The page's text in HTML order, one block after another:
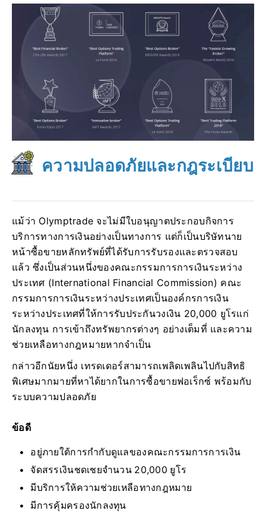
ความปลอดภัยและกฎระเบียบ
แม้ว่า Olymptrade จะไม่มีใบอนุญาตประกอบกิจการ
บริการทางการเงินอย่างเป็นทางการ แต่ก็เป็นบริษัทนาย
หน้าซื้อขายหลักทรัพย์ที่ได้รับการรับรองและตรวจสอบ
แล้ว ซึ่งเป็นส่วนหนึ่งของคณะกรรมการการเงินระหว่าง
ประเทศ (International Financial Commission) คณะ
กรรมการการเงินระหว่างประเทศเป็นองค์กรการเงิน
ระหว่างประเทศที่ให้การรับประกันวงเงิน 20,000 ยูโรแก่
นักลงทุน การเข้าถึงทรัพยากรต่างๆ อย่างเต็มที่ และความ
ช่วยเหลือทางกฎหมายหากจำเป็น
กล่าวอีกนัยหนึ่ง เทรดเดอร์สามารถเพลิดเพลินไปกับสิทธิ
พิเศษมากมายที่หาได้ยากในการซื้อขายฟอเร็กซ์ พร้อมกับ
ระบบความปลอดภัย
ข้อดี
อยู่ภายใต้การกำกับดูแลของคณะกรรมการการเงิน
จัดสรรเงินชดเชยจำนวน 20,000 ยูโร
มีบริการให้ความช่วยเหลือทางกฎหมาย
มีการคุ้มครองนักลงทุน